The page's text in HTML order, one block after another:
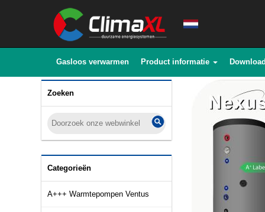
Gasloos verwarmen Product informatie
Zoeken
Categorieën
A+++ Warmtepompen Ventus